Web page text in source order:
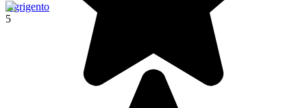
Agrigento
5